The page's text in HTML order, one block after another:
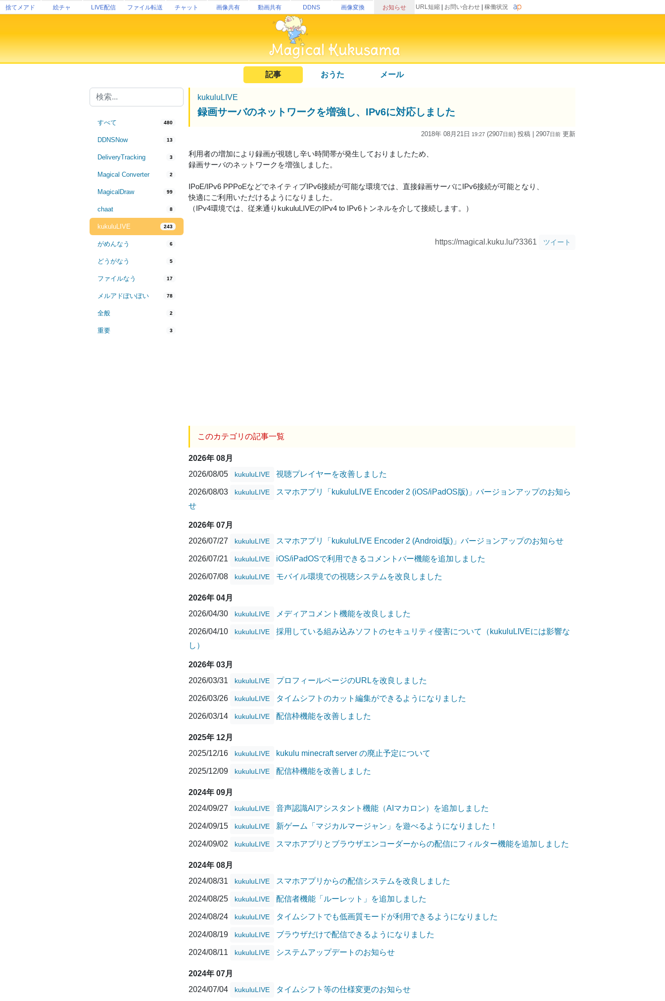
捨てメアド 絵チャ LIVE配信 ファイル転送 チャット 画像共有 動画共有 DDNS 画像変換 お知らせ URL短縮 お問い合わせ 稼働状況
記事 おうた メール
すべて 480
DDNSNow 13
DeliveryTracking 3
Magical Converter 2
MagicalDraw 99
chaat 8
kukuluLIVE 243
がめんなう 6
どうがなう 5
ファイルなう 17
メルアドぽいぽい 78
全般 2
重要 3
kukuluLIVE
録画サーバのネットワークを増強し、IPv6に対応しました
2018年 08月21日 19:27 (2907日前) 投稿 | 2907日前 更新
利用者の増加により録画が視聴し辛い時間帯が発生しておりましたため、
録画サーバのネットワークを増強しました。
IPoE/IPv6 PPPoEなどでネイティブIPv6接続が可能な環境では、直接録画サーバにIPv6接続が可能となり、
快適にご利用いただけるようになりました。
（IPv4環境では、従来通りkukuluLIVEのIPv4 to IPv6トンネルを介して接続します。）
https://magical.kuku.lu/?3361 ツイート
このカテゴリの記事一覧
2026年 08月
2026/08/05
kukuluLIVE 視聴プレイヤーを改善しました
2026/08/03 kukuluLIVE
スマホアプリ「kukuluLIVE Encoder 2 (iOS/iPadOS版)」バージョンアップのお知ら
せ
2026年 07月
2026/07/27
kukuluLIVE スマホアプリ「kukuluLIVE Encoder 2 (Android版)」バージョンアップのお知らせ
2026/07/21 kukuluLIVE iOS/iPadOSで利用できるコメントバー機能を追加しました
2026/07/08 kukuluLIVE モバイル環境での視聴システムを改良しました
2026年 04月
2026/04/30
kukuluLIVE メディアコメント機能を改良しました
2026/04/10 kukuluLIVE
採用している組み込みソフトのセキュリティ侵害について（kukuluLIVEには影響な
し）
2026年 03月
2026/03/31
kukuluLIVE プロフィールページのURLを改良しました
2026/03/26 kukuluLIVE タイムシフトのカット編集ができるようになりました
2026/03/14 kukuluLIVE 配信枠機能を改善しました
2025年 12月
2025/12/16
kukuluLIVE kukulu minecraft server の廃止予定について
2025/12/09 kukuluLIVE 配信枠機能を改善しました
2024年 09月
2024/09/27
kukuluLIVE 音声認識AIアシスタント機能（AIマカロン）を追加しました
2024/09/15 kukuluLIVE 新ゲーム「マジカルマージャン」を遊べるようになりました！
2024/09/02 kukuluLIVE スマホアプリとブラウザエンコーダーからの配信にフィルター機能を追加しました
2024年 08月
2024/08/31
kukuluLIVE スマホアプリからの配信システムを改良しました
2024/08/25 kukuluLIVE 配信者機能「ルーレット」を追加しました
2024/08/24 kukuluLIVE タイムシフトでも低画質モードが利用できるようになりました
2024/08/19 kukuluLIVE ブラウザだけで配信できるようになりました
2024/08/11 kukuluLIVE システムアップデートのお知らせ
2024年 07月
2024/07/04
kukuluLIVE タイムシフト等の仕様変更のお知らせ